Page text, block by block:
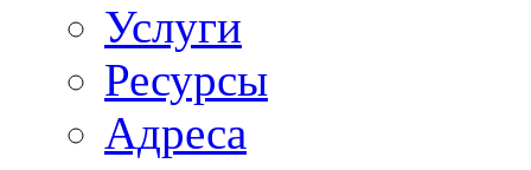
Услуги
Ресурсы
Адреса